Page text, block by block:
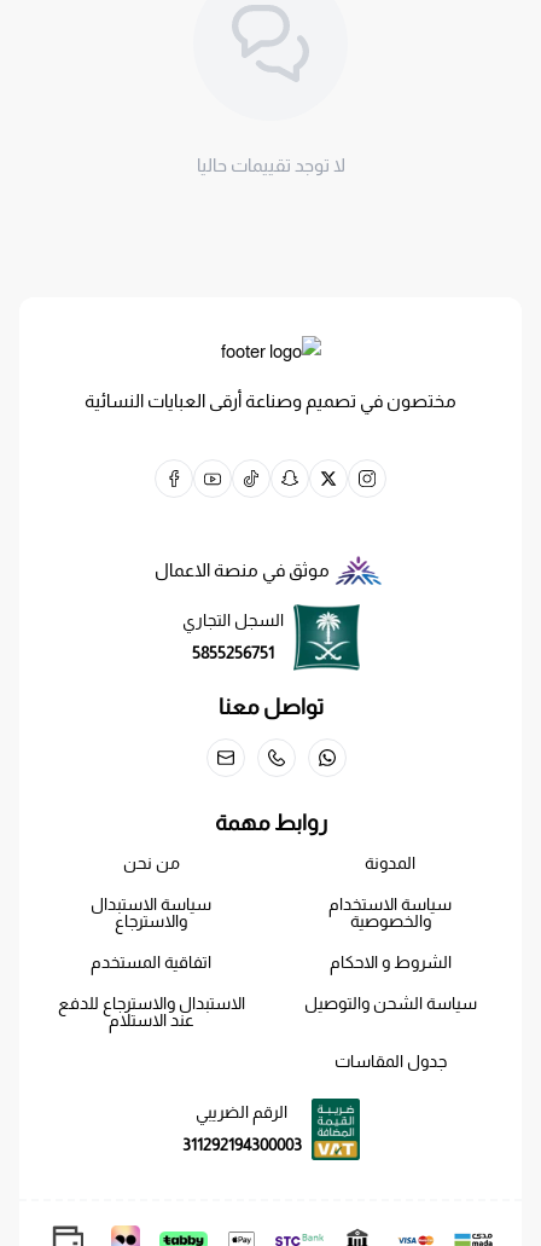
لا توجد تقييمات حاليا
مختصون في تصميم وصناعة أرقى العبايات النسائية
موثق في منصة الاعمال
السجل التجاري
5855256751
تواصل معنا
روابط مهمة
المدونة من نحن
سياسة الاستخدام
والخصوصية
سياسة الاستبدال
والاسترجاع
الشروط و الاحكام اتفاقية المستخدم
سياسة الشحن والتوصيل
الاستبدال والاسترجاع للدفع
عند الاستلام
جدول المقاسات
الرقم الضريبي
311292194300003